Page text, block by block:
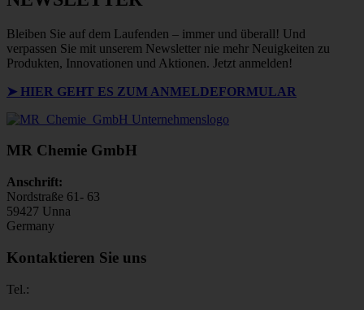
Bleiben Sie auf dem Laufenden – immer und überall! Und
verpassen Sie mit unserem Newsletter nie mehr Neuigkeiten zu
Produkten, Innovationen und Aktionen. Jetzt anmelden!
➤ HIER GEHT ES ZUM ANMELDEFORMULAR
MR Chemie GmbH
Anschrift:
Nordstraße 61- 63
59427 Unna
Germany
Kontaktieren Sie uns
Tel.: